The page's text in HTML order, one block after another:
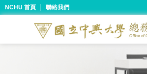
NCHU 首頁 聯絡我們